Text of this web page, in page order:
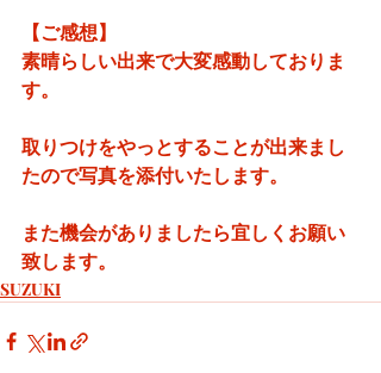
【ご感想】
素晴らしい出来で大変感動しておりま
す。
取りつけをやっとすることが出来まし
たので写真を添付いたします。
また機会がありましたら宜しくお願い
致します。
SUZUKI